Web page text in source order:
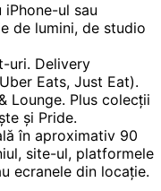
ul sau
de lumini, de studio
uri. Delivery
Eats, Just Eat).
Lounge. Plus colecții
și Pride.
în aproximativ 90
site-ul, platformele
ecranele din locație.